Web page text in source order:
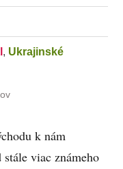
, Ukrajinské
k nám
stále viac známeho